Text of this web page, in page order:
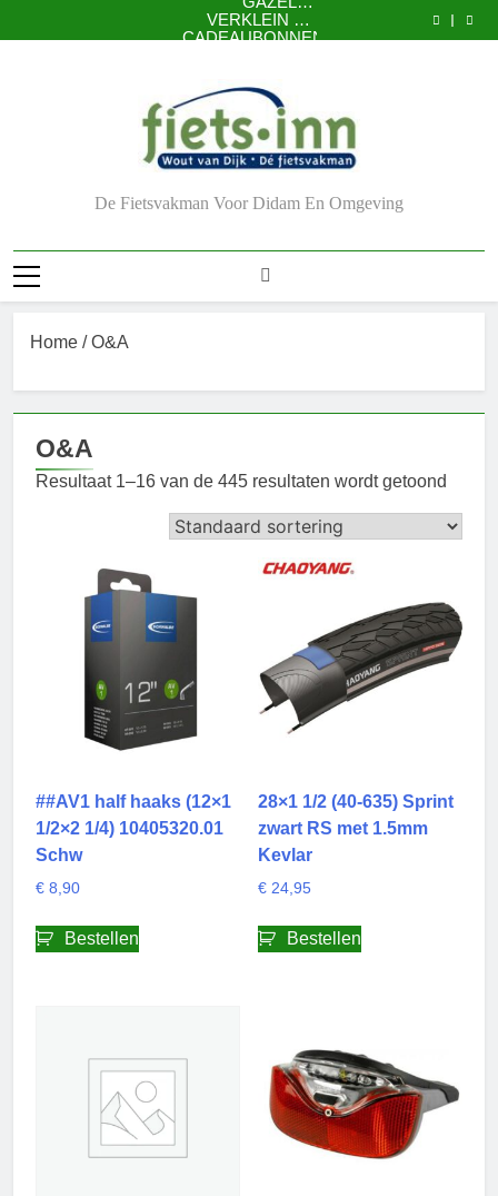
naar
EXPERIENCE
CENTER
VERKLEIN DE
KANS OP
CADEAUBONNEN
EXPERIENCE
CENTER
VERKLEIN DE
KANS OP
DIEFSTAL VAN
UW FIETS
CADEAUBONNEN
De Fietsvakman Voor Didam En Omgeving
Home / O&A
O&A
Resultaat 1–16 van de 445 resultaten wordt getoond
##AV1 half haaks (12×1
1/2×2 1/4) 10405320.01
Schw
€ 8,90
Bestellen
28×1 1/2 (40-635) Sprint
zwart RS met 1.5mm
Kevlar
€24,95
Bestellen